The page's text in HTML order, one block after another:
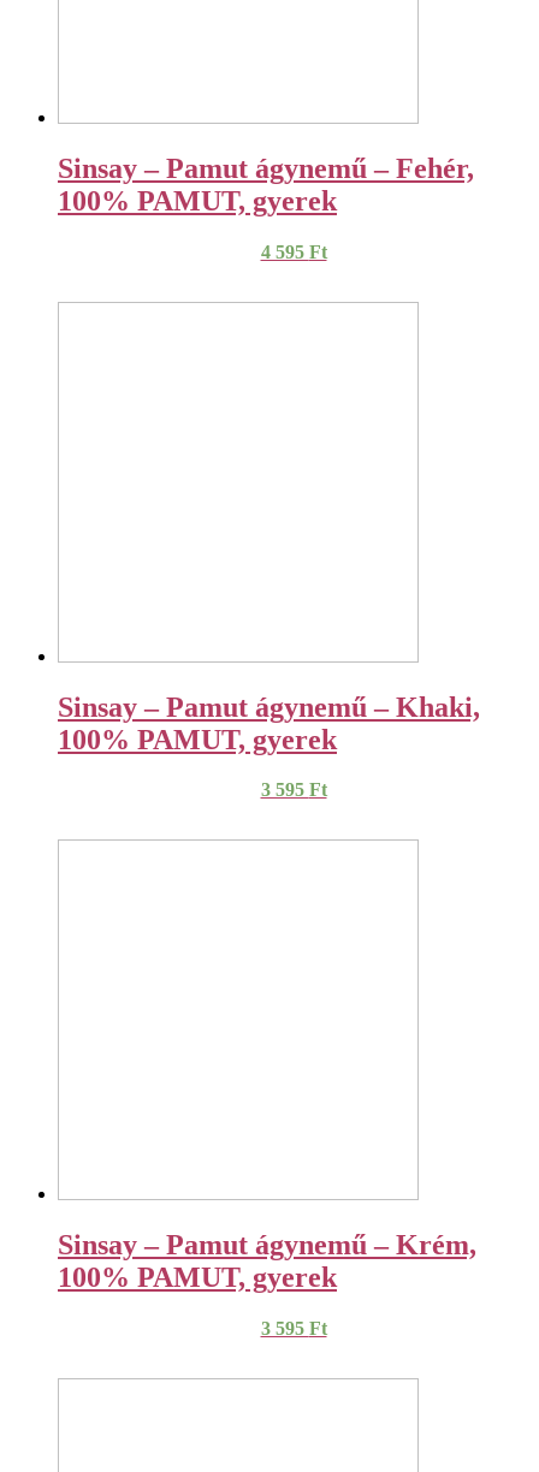
Sinsay – Pamut ágynemű – Fehér,
100% PAMUT, gyerek
4 595 Ft
Sinsay – Pamut ágynemű – Khaki,
100% PAMUT, gyerek
3 595 Ft
Sinsay – Pamut ágynemű – Krém,
100% PAMUT, gyerek
3 595 Ft